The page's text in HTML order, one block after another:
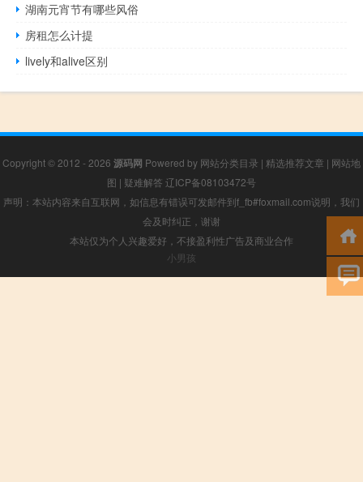
湖南元宵节有哪些风俗
房租怎么计提
lively和alive区别
Copyright © 2012 - 2026 源码网 Powered by 网站分类目录 | 精选推荐文章 | 网站地
图 | 疑难解答 辽ICP备08103472号
声明：本站内容来自互联网，如信息有错误可发邮件到f_fb#foxmail.com说明，我们
会及时纠正，谢谢
本站仅为个人兴趣爱好，不接盈利性广告及商业合作
小男孩